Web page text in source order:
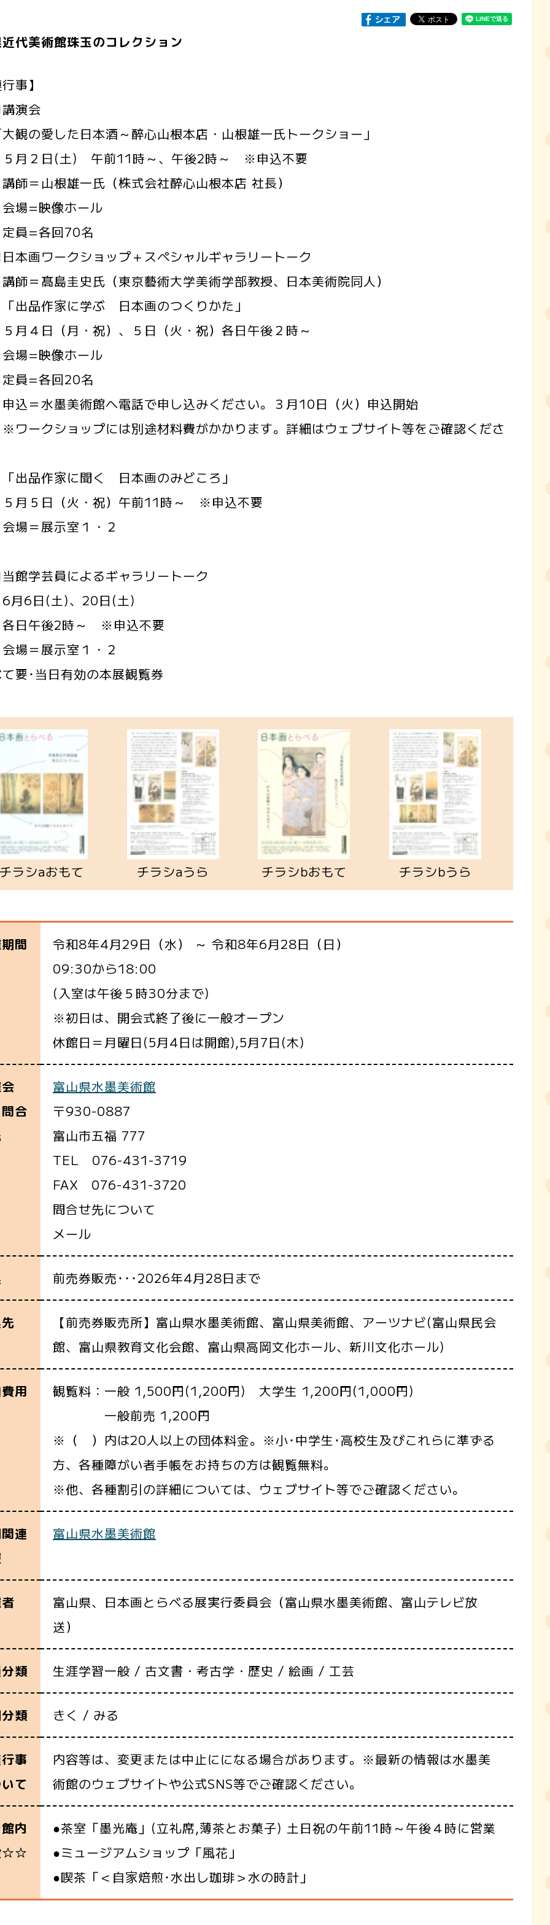
代美術館珠玉のコレクション
事】
会
の愛した日本酒～醉心山根本店・山根雄一氏トークショー」
日(土) 午前11時～、午後2時～ ※申込不要
山根雄一氏（株式会社醉心山根本店 社長）
映像ホール
各回70名
ワークショップ＋スペシャルギャラリートーク
髙島圭史氏（東京藝術大学美術学部教授、日本美術院同人）
品作家に学ぶ 日本画のつくりかた」
日（月・祝）、５日（火・祝）各日午後２時～
映像ホール
各回20名
水墨美術館へ電話で申し込みください。３月10日（火）申込開始
ショップには別途材料費がかかります。詳細はウェブサイト等をご確認くださ
品作家に聞く 日本画のみどころ」
日（火・祝）午前11時～ ※申込不要
展示室１・２
芸員によるギャラリートーク
(土)、20日(土)
後2時～ ※申込不要
展示室１・２
要･当日有効の本展観覧券
ラシaおもて チラシaうら チラシbおもて チラシbうら
間
令和8年4月29日（水） ～ 令和8年6月28日（日）
09:30から18:00
(入室は午後５時30分まで)
※初日は、開会式終了後に一般オープン
休館日＝月曜日(5月4日は開館),5月7日(木)
合
富山県水墨美術館
〒930-0887
富山市五福 777
TEL 076-431-3719
FAX 076-431-3720
問合せ先について
メール
前売券販売･･･2026年4月28日まで
【前売券販売所】富山県水墨美術館、富山県美術館、アーツナビ(富山県民会
館、富山県教育文化会館、富山県高岡文化ホール、新川文化ホール)
用
観覧料：一般 1,500円(1,200円) 大学生 1,200円(1,000円)
一般前売 1,200円
※（ ）内は20人以上の団体料金。※小･中学生･高校生及びこれらに準ずる
方、各種障がい者手帳をお持ちの方は観覧無料。
※他、各種割引の詳細については、ウェブサイト等でご確認ください。
連
富山県水墨美術館
富山県、日本画とらべる展実行委員会（富山県水墨美術館、富山テレビ放
送）
類 生涯学習一般 / 古文書・考古学・歴史 / 絵画 / 工芸
類 きく / みる
事
て
内容等は、変更または中止にになる場合があります。※最新の情報は水墨美
術館のウェブサイトや公式SNS等でご確認ください。
内
☆☆
●茶室「墨光庵」(立礼席,薄茶とお菓子) 土日祝の午前11時～午後４時に営業
●ミュージアムショップ「風花」
●喫茶「＜自家焙煎･水出し珈琲＞水の時計」